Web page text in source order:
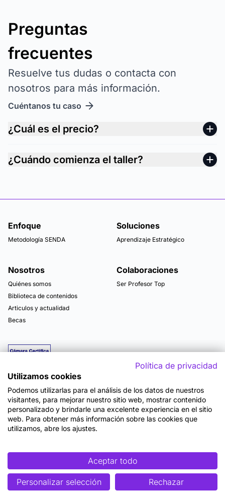
Preguntas
frecuentes
Resuelve tus dudas o contacta con
nosotros para más información.
Cuéntanos tu caso
¿Cuál es el precio?
¿Cuándo comienza el taller?
Enfoque
Metodología SENDA
Soluciones
Aprendizaje Estratégico
Nosotros
Quiénes somos
Biblioteca de contenidos
Articulos y actualidad
Becas
Colaboraciones
Ser Profesor Top
Mapa del sitio
Términos y Condiciones de Uso
Accesibilidad
Cookies
©2026 OpenWebinars S.L.
Política de privacidad
Utilizamos cookies
Podemos utilizarlas para el análisis de los datos de nuestros
visitantes, para mejorar nuestro sitio web, mostrar contenido
personalizado y brindarle una excelente experiencia en el sitio
web. Para obtener más información sobre las cookies que
utilizamos, abre los ajustes.
Aceptar todo
Personalizar selección Rechazar